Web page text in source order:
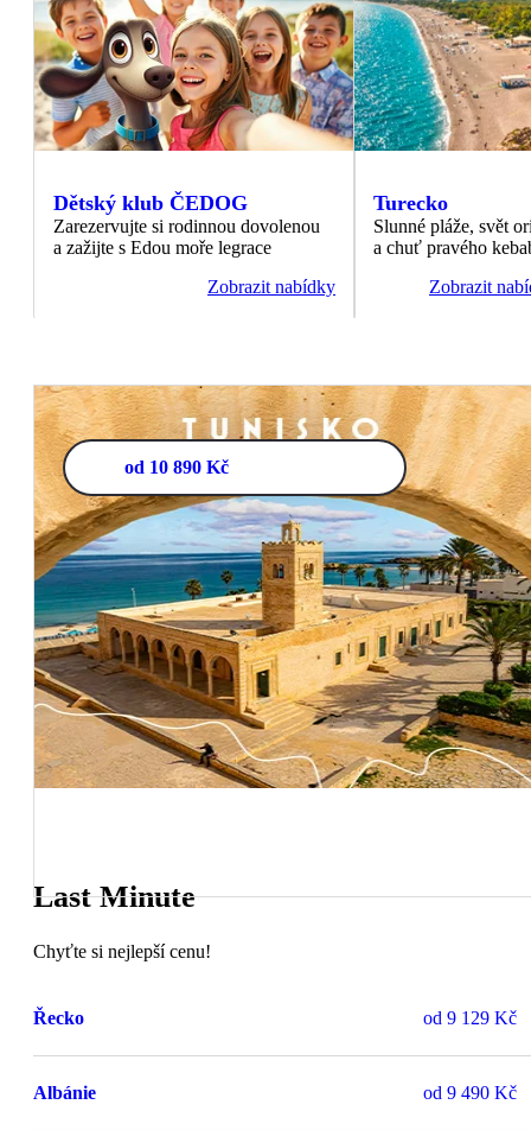
Dětský klub ČEDOG
Zarezervujte si rodinnou dovolenou
a zažijte s Edou moře legrace
Zobrazit nabídky
Turecko
Slunné pláže, svět
a chuť pravého
Zobrazit
od 10 890 Kč
Last Minute
Chyťte si nejlepší cenu!
Řecko od 9 129 Kč
Albánie od 9 490 Kč